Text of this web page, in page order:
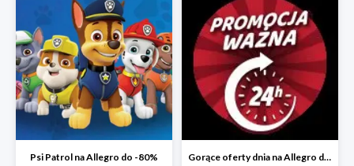
Psi Patrol na Allegro do -80% Gorące oferty dnia na Allegro do -50%